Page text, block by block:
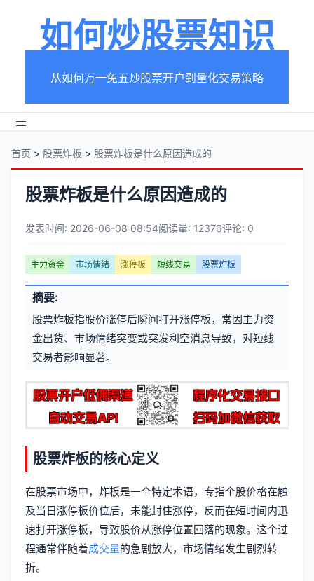
如何炒股票知识
从如何万一免五炒股票开户到量化交易策略
首页 > 股票炸板 > 股票炸板是什么原因造成的
股票炸板是什么原因造成的
章
元
信
息
发表时间: 2026-06-08 08:54阅读量: 12376评论: 0
文
章
标
签
主力资金 市场情绪 涨停板 短线交易 股票炸板
摘要:
股票炸板指股价涨停后瞬间打开涨停板，常因主力资
金出货、市场情绪突变或突发利空消息导致，对短线
交易者影响显著。
股票炸板的核心定义
在股票市场中，炸板是一个特定术语，专指个股价格在触
及当日涨停板价位后，未能封住涨停，反而在短时间内迅
速打开涨停板，导致股价从涨停位置回落的现象。这个过
程通常伴随着成交量的急剧放大，市场情绪发生剧烈转
折。